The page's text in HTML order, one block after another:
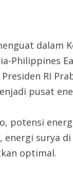
dalam
Philippines
RI
pusat
potensi
energi surya
optimal.